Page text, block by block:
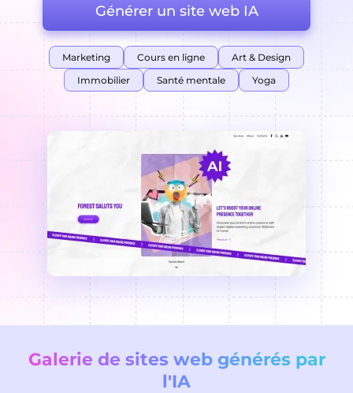
Générer un site web IA
Marketing Cours en ligne
Art & Design
Immobilier
Santé mentale Yoga
Galerie de sites web générés par
l'IA